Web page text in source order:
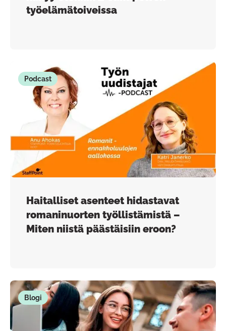
työelämätoiveissa
Podcast
Haitalliset asenteet hidastavat
romaninuorten työllistämistä –
Miten niistä päästäisiin eroon?
Blogi